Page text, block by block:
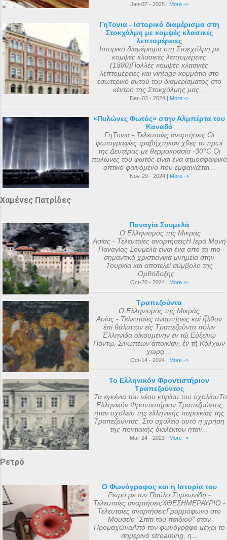
Jan-07 - 2025 | More ->
ΓηΤονια - Ιστορικό διαμέρισμα στη
Στοκχόλμη με κομψές κλασικές
λεπτομέρειες
Ιστορικό διαμέρισμα στη Στοκχόλμη με
κομψές κλασικές λεπτομέρειες
(1880)Πολλές κομψές κλασικές
λεπτομέρειες και vintage κομμάτια στο
εσωτερικό αυτού του διαμερίσματος στο
κέντρο της Στοκχόλμης μας...
Dec-03 - 2024 | More ->
«Πυλώνες Φωτός» στην Αλμπέρτα του
Καναδά
ΓηΤονια - Τελευταίες αναρτήσεις Οι
φωτογραφίες τραβήχτηκαν χθες το πρωί
της Δευτέρας με θερμοκρασία -30°C.Οι
πυλώνες του φωτός είναι ένα ατμοσφαιρικό
οπτικό φαινόμενο που εμφανίζεται...
Nov-29 - 2024 | More ->
Χαμένες Πατρίδες
Παναγία Σουμελά
Ο Ελληνισμός της Μικράς
Ασίας - Τελευταίες αναρτήσειςΗ Ιερά Μονή
Παναγίας Σουμελά είναι ένα από τα πιο
σημαντικά χριστιανικά μνημεία στην
Τουρκία και αποτελεί σύμβολο της
Ορθόδοξης...
Oct-20 - 2024 | More ->
Τραπεζούντα
Ο Ελληνισμός της Μικράς
Ασίας - Τελευταίες αναρτήσεις καὶ ἦλθον
ἐπὶ θάλατταν εἰς Τραπεζοῦντα πόλιν
Ἑλληνίδα οἰκουμένην ἐν τῷ Εὐξείνῳ
Πόντῳ, Σινωπέων ἀποικίαν, ἐν τῇ Κόλχων
χώρᾳ....
Oct-14 - 2024 | More ->
Το Ελληνικόν Φροντιστήριον
Τραπεζούντος
Τα εγκένια του νέου κτιρίου του σχολίουΤο
Ελληνικόν Φροντιστήριον Τραπεζούντος
ήταν σχολείο της ελληνικής παροικίας της
Τραπεζούντας. Στο σχολείο αυτό η χρήση
της ποντιακής διαλέκτου ήταν...
Mar-24 - 2023 | More ->
Ρετρό
Ο Φωνόγραφος και η Ιστορία του
Ρετρό με τον Παύλο Συμεωνίδη -
Τελευταίες αναρτήσειςΧΘΕΣΗΜΕΡΑΥΡΙΟ -
Τελευταίες αναρτήσειςΓραμμόφωνο στο
Μουσείο "Σπίτι του παιδιού" στον
ΠρομαχώναΑπό τον φωνόγραφο μέχρι το
σημερινό streaming, η...